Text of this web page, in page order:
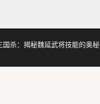
国杀：揭秘魏延武将技能的奥秘